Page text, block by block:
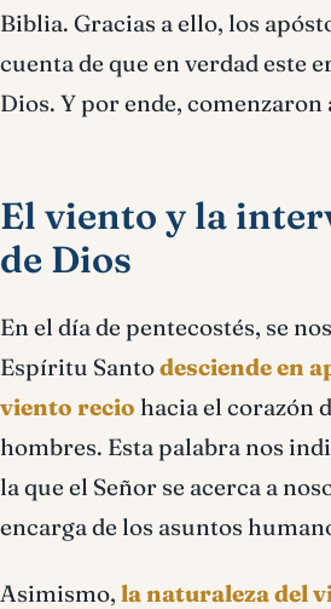
Biblia. Gracias a ello, los
cuenta de que en verdad este
Dios. Y por ende, comenzaron
El viento y la
de Dios
En el día de pentecostés, se
Espíritu Santodesciende en
viento recio hacia el corazón
hombres. Esta palabra nos
la que el Señor se acerca a
encarga de los asuntos
Asimismo, la naturaleza del